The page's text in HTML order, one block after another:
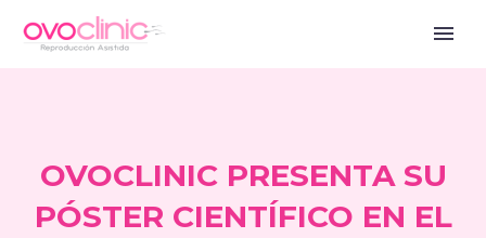
OVOCLINIC PRESENTA SU
PÓSTER CIENTÍFICO EN EL